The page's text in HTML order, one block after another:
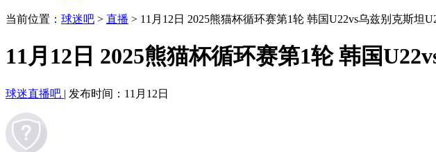
当前位置： 球迷吧 > 直播 > 11月12日 2025熊猫杯循环赛第1轮 韩国U22vs乌兹别克斯坦
11月12日 2025熊猫杯循环赛第1轮 韩国
球迷直播吧 | 发布时间：11月12日